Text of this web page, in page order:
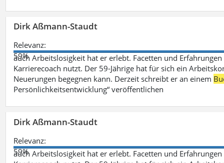
Dirk Aßmann-Staudt
Relevanz:
59%
auch Arbeitslosigkeit hat er erlebt. Facetten und
Karrierecoach nutzt. Der 59-Jährige hat für sich ein
Neuerungen begegnen kann. Derzeit schreibt er an einem
Persönlichkeitsentwicklung“ veröffentlichen
Dirk Aßmann-Staudt
Relevanz:
59%
auch Arbeitslosigkeit hat er erlebt. Facetten und